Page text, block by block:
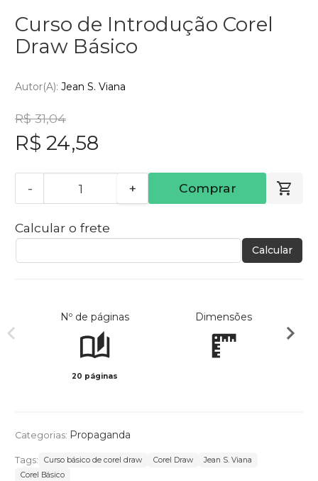
Curso de Introdução Corel
Draw Básico
Autor(a): Jean S. Viana
R$ 31,04
R$ 24,58
- + Comprar
Calcular o frete
Calcular
Nº de páginas
20 páginas
Dimensões
Categorias: Propaganda
Tags: Curso básico de corel draw Corel Draw
Jean S. Viana
Corel Básico